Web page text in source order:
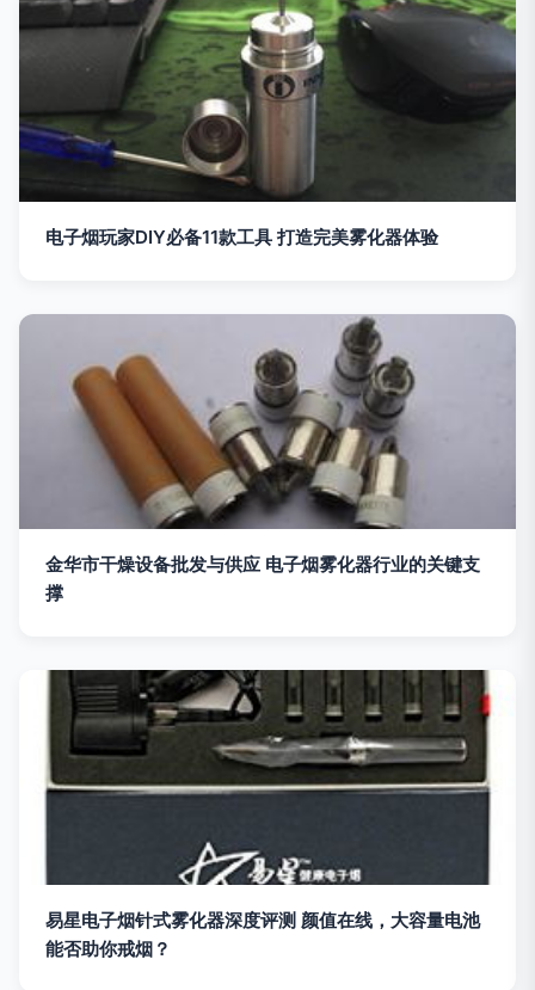
电子烟玩家DIY必备11款工具 打造完美雾化器体验
金华市干燥设备批发与供应 电子烟雾化器行业的关键支
撑
易星电子烟针式雾化器深度评测 颜值在线，大容量电池
能否助你戒烟？